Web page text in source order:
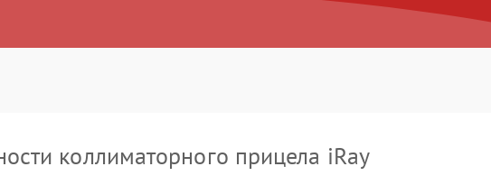
коллиматорного прицела iRay